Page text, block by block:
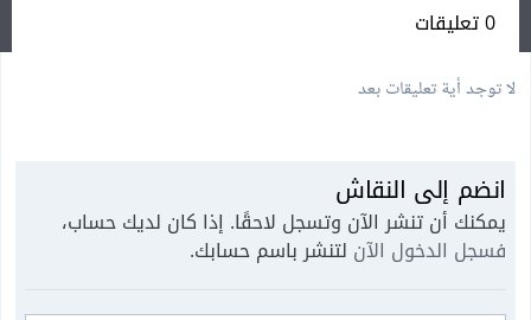
0 تعليقات
لا توجد أية تعليقات بعد
انضم إلى النقاش
يمكنك أن تنشر الآن وتسجل لاحقًا. إذا كان لديك حساب،
فسجل الدخول الآن لتنشر باسم حسابك.